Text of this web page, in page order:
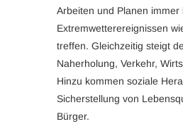
Arbeiten und Planen
Extremwetterereignissen
treffen. Gleichzeitig steigt
Naherholung, Verkehr,
Hinzu kommen soziale
Sicherstellung von
Bürger.